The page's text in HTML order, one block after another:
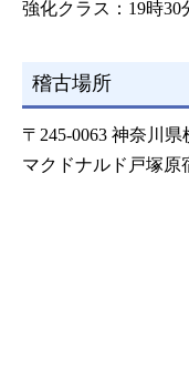
強化クラス：19時30
稽古場所
〒245-0063 神奈川
マクドナルド戸塚原